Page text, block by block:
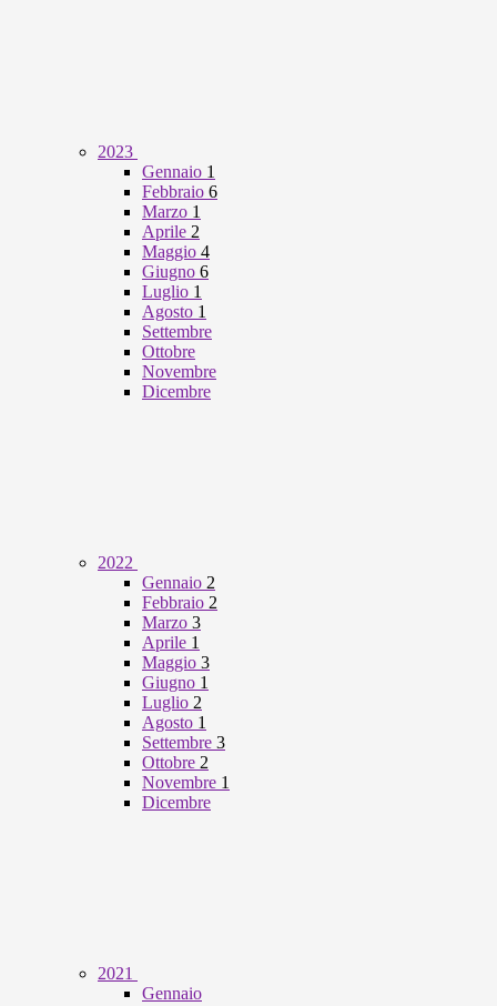
2023
Gennaio 1
Febbraio 6
Marzo 1
Aprile 2
Maggio 4
Giugno 6
Luglio 1
Agosto 1
Settembre
Ottobre
Novembre
Dicembre
2022
Gennaio 2
Febbraio 2
Marzo 3
Aprile 1
Maggio 3
Giugno 1
Luglio 2
Agosto 1
Settembre 3
Ottobre 2
Novembre 1
Dicembre
2021
Gennaio